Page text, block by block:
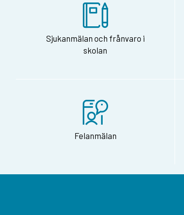
Sjukanmälan och frånvaro i
skolan
Felanmälan